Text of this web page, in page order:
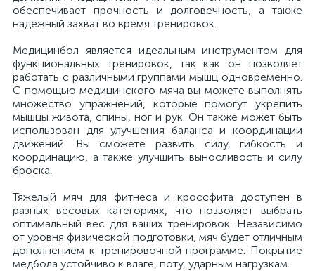
обеспечивает прочность и долговечность, а также
надежный захват во время тренировок.
Медицинбол является идеальным инструментом для
функциональных тренировок, так как он позволяет
работать с различными группами мышц одновременно.
С помощью медицинского мяча вы можете выполнять
множество упражнений, которые помогут укрепить
мышцы живота, спины, ног и рук. Он также может быть
использован для улучшения баланса и координации
движений. Вы сможете развить силу, гибкость и
координацию, а также улучшить выносливость и силу
броска.
Тяжелый мяч для фитнеса и кроссфита доступен в
разных весовых категориях, что позволяет выбрать
оптимальный вес для ваших тренировок. Независимо
от уровня физической подготовки, мяч будет отличным
дополнением к тренировочной программе. Покрытие
медбола устойчиво к влаге, поту, ударным нагрузкам.